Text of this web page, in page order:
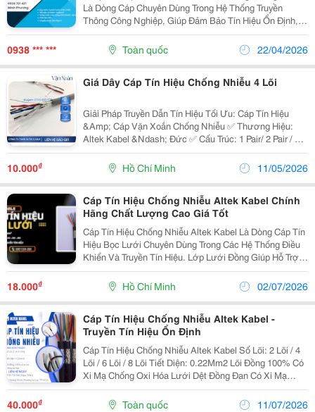
Là Dòng Cáp Chuyên Dùng Trong Hệ Thống Truyền
Thông Công Nghiệp, Giúp Đảm Bảo Tín Hiệu Ổn Định,
Hạn Chế Nhiễu Điện Từ Trong Môi Trường Có Nhiều
Thiết Bị Điện. - Thông Số Cơ Bản: + Số Lõi: 1...
0938 *** *** Toàn quốc 22/04/2026
Giá Dây Cáp Tín Hiệu Chống Nhiễu 4 Lõi
Giải Pháp Truyền Dẫn Tín Hiệu Tối Ưu: Cáp Tín Hiệu
&Amp; Cáp Vặn Xoắn Chống Nhiễu ✅ Thương Hiệu:
Altek Kabel &Ndash; Đức ✅ Cấu Trúc: 1 Pair/ 2 Pair / 3
Pair / 4 Pair ✅ Tiết Diện Lõi: 22Awg / 20Awg / 18Awg /
10.000₫ Hồ Chí Minh 11/05/2026
Cáp Tín Hiệu Chống Nhiễu Altek Kabel Chính
Hãng Chất Lượng Cao Giá Tốt
Cáp Tín Hiệu Chống Nhiễu Altek Kabel Là Dòng Cáp Tín
Hiệu Bọc Lưới Chuyên Dùng Trong Các Hệ Thống Điều
Khiển Và Truyền Tín Hiệu. Lớp Lưới Đồng Giúp Hỗ Trợ
Hạn Chế Ảnh Hưởng Của Nhiễu Điện Từ, Góp Phần Duy
Trì Tín Hiệu Ổn Định Trong Quá Trình Vận...
18.000₫ Hồ Chí Minh 02/07/2026
Cáp Tín Hiệu Chống Nhiễu Altek Kabel -
Truyền Tín Hiệu Ổn Định
Cáp Tín Hiệu Chống Nhiễu Altek Kabel Số Lõi: 2 Lõi / 4
Lõi / 6 Lõi / 8 Lõi Tiết Diện: 0.22Mm2 Lõi Đồng 100% Có
Xi Mạ Chống Oxi Hóa Lưới Dệt Đồng Đan Có Xi Mạ
Chống Oxi Hóa Vỏ Cách Điện Pvc Màu Đen ✔️ Giảm
Nhiễu Điện Từ Và Tăng Độ Ổn Định Của Tín Hiệu...
40.000₫ Toàn quốc 11/07/2026